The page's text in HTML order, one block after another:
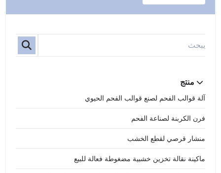
منتج
آلة قوالب الفحم لصنع قوالب الفحم الحيوي
فرن الكربنة لصناعة الفحم
منشار قرصي لقطع الخشب
ماكينة نقالة تخزين خشبية مضغوطة فعالة للبيع